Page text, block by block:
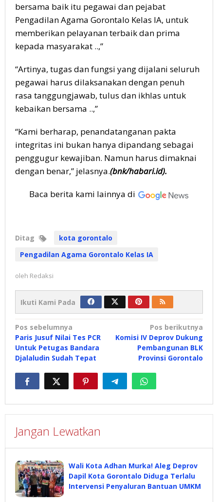
bersama baik itu pegawai dan pejabat
Pengadilan Agama Gorontalo Kelas IA, untuk
memberikan pelayanan terbaik dan prima
kepada masyarakat ..,”
“Artinya, tugas dan fungsi yang dijalani seluruh
pegawai harus dilaksanakan dengan penuh
rasa tanggungjawab, tulus dan ikhlas untuk
kebaikan bersama ..,”
“Kami berharap, penandatanganan pakta
integritas ini bukan hanya dipandang sebagai
penggugur kewajiban. Namun harus dimaknai
dengan benar,” jelasnya.(bnk/habari.id).
Baca berita kami lainnya di
Ditag
kota gorontalo
Pengadilan Agama Gorontalo Kelas IA
oleh Redaksi
Ikuti Kami Pada
Navigasi
pos
Pos sebelumnya
Paris Jusuf Nilai Tes PCR
Untuk Petugas Bandara
Djalaludin Sudah Tepat
Pos berikutnya
Komisi IV Deprov Dukung
Pembangunan BLK
Provinsi Gorontalo
Jangan Lewatkan
Wali Kota Adhan Murka! Aleg Deprov
Dapil Kota Gorontalo Diduga Terlalu
Intervensi Penyaluran Bantuan UMKM